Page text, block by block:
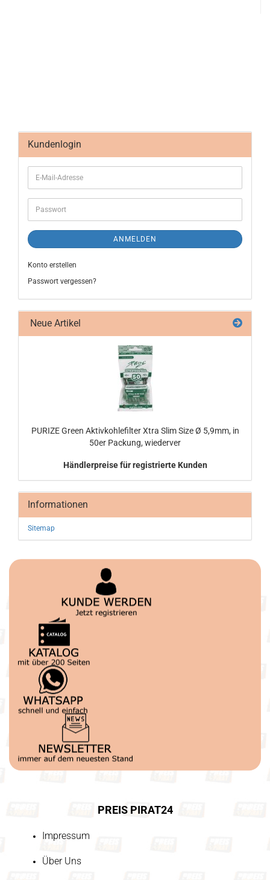
Kundenlogin
ANMELDEN
Konto erstellen
Passwort vergessen?
Neue Artikel
PU­RI­ZE Green Ak­tiv­koh­le­fil­ter Xtra Slim Size Ø 5,9mm, in
50er Pa­ckung, wie­der­ver
Händlerpreise für registrierte Kunden
Informationen
Sitemap
PREIS PIRAT24
Impressum
Über Uns